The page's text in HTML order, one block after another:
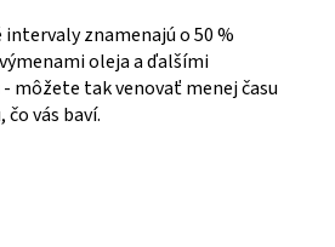
znamenajú o 50 %
oleja a ďalšími
môžete tak venovať menej času
vás baví.